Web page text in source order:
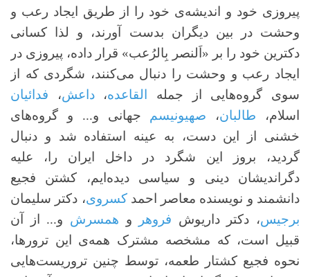
پیروزی خود و اندیشه‌ی خود را از طریق ایجاد رعب و
وحشت در بین دیگران بدست آورند، و لذا کسانی
دکترین خود را بر «اَلنصر بِالرُعب» قرار داده، پیروزی در
ایجاد رعب و وحشت را دنبال می‌کنند، شگردی که از
سوی گروه‌هایی از جمله
القاعده،داعش، فدائیان
اسلام، طالبان، صهیونیسم جهانی و... و گروه‌های
خشنی از این دست، به عینه استفاده شد و دنبال
گردید، بروز این شگرد در داخل ایران را، علیه
دگراندیشان دینی و سیاسی دیده‌ایم، کشتن فجیع
دانشمند و نویسنده معاصر احمدکسروی، دکتر سلیمان
برجیس، دکتر داریوش فروهر و همسرش و... از آن
قبیل است، که مشخصه مشترک همه‌ی این ترورها،
نحوه فجیع کشتار طعمه، توسط چنین تروریست‌هایی